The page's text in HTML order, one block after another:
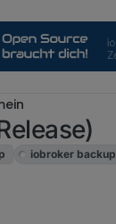
iobroker backup